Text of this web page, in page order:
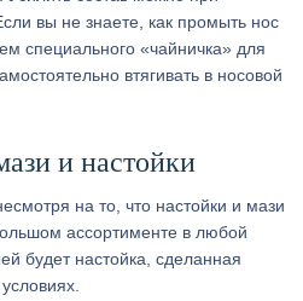
вы не знаете, как промыть нос
специального «чайничка» для
втягивать в носовой
и настойки
на то, что настойки и мази
ассортименте в любой
будет настойка, сделанная